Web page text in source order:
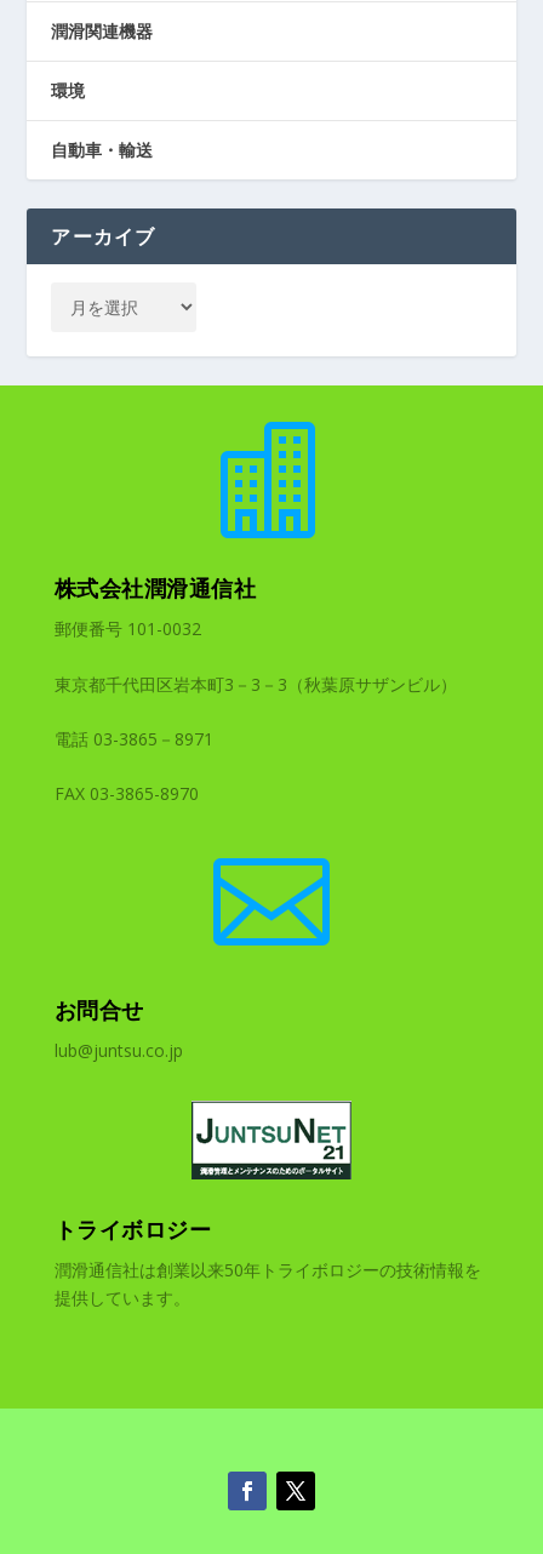
潤滑関連機器
環境
自動車・輸送
アーカイブ

株式会社潤滑通信社
郵便番号 101-0032
東京都千代田区岩本町3－3－3（秋葉原サザンビル）
電話 03-3865－8971
FAX 03-3865-8970

お問合せ
lub@juntsu.co.jp
トライボロジー
潤滑通信社は創業以来50年トライボロジーの技術情報を
提供しています。